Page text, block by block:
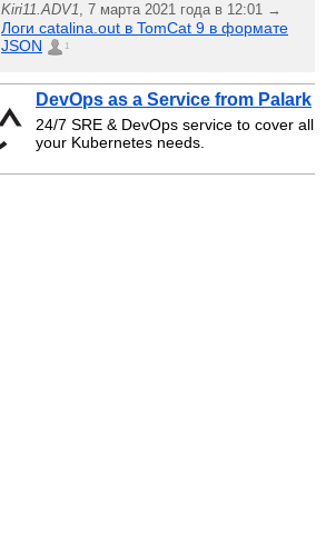
Kiri11.ADV1, 7 марта 2021 года в 12:01 →
Логи catalina.out в TomCat 9 в формате
JSON
1
DevOps as a Service from Palark
24/7 SRE & DevOps service to cover all
your Kubernetes needs.